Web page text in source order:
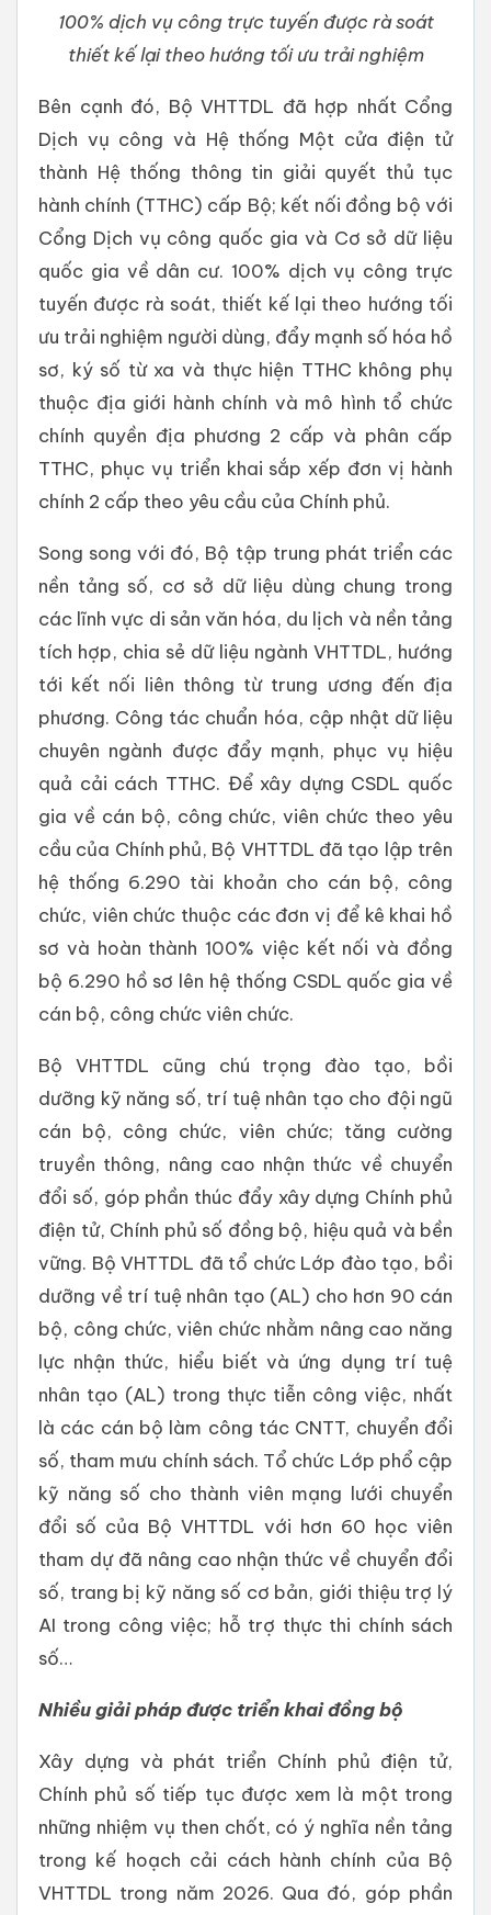
100% dịch vụ công trực tuyến được rà soát
thiết kế lại theo hướng tối ưu trải nghiệm
Bên cạnh đó, Bộ VHTTDL đã hợp nhất Cổng
Dịch vụ công và Hệ thống Một cửa điện tử
thành Hệ thống thông tin giải quyết thủ tục
hành chính (TTHC) cấp Bộ; kết nối đồng bộ với
Cổng Dịch vụ công quốc gia và Cơ sở dữ liệu
quốc gia về dân cư. 100% dịch vụ công trực
tuyến được rà soát, thiết kế lại theo hướng tối
ưu trải nghiệm người dùng, đẩy mạnh số hóa hồ
sơ, ký số từ xa và thực hiện TTHC không phụ
thuộc địa giới hành chính và mô hình tổ chức
chính quyền địa phương 2 cấp và phân cấp
TTHC, phục vụ triển khai sắp xếp đơn vị hành
chính 2 cấp theo yêu cầu của Chính phủ.
Song song với đó, Bộ tập trung phát triển các
nền tảng số, cơ sở dữ liệu dùng chung trong
các lĩnh vực di sản văn hóa, du lịch và nền tảng
tích hợp, chia sẻ dữ liệu ngành VHTTDL, hướng
tới kết nối liên thông từ trung ương đến địa
phương. Công tác chuẩn hóa, cập nhật dữ liệu
chuyên ngành được đẩy mạnh, phục vụ hiệu
quả cải cách TTHC. Để xây dựng CSDL quốc
gia về cán bộ, công chức, viên chức theo yêu
cầu của Chính phủ, Bộ VHTTDL đã tạo lập trên
hệ thống 6.290 tài khoản cho cán bộ, công
chức, viên chức thuộc các đơn vị để kê khai hồ
sơ và hoàn thành 100% việc kết nối và đồng
bộ 6.290 hồ sơ lên hệ thống CSDL quốc gia về
cán bộ, công chức viên chức.
Bộ VHTTDL cũng chú trọng đào tạo, bồi
dưỡng kỹ năng số, trí tuệ nhân tạo cho đội ngũ
cán bộ, công chức, viên chức; tăng cường
truyền thông, nâng cao nhận thức về chuyển
đổi số, góp phần thúc đẩy xây dựng Chính phủ
điện tử, Chính phủ số đồng bộ, hiệu quả và bền
vững. Bộ VHTTDL đã tổ chức Lớp đào tạo, bồi
dưỡng về trí tuệ nhân tạo (AL) cho hơn 90 cán
bộ, công chức, viên chức nhằm nâng cao năng
lực nhận thức, hiểu biết và ứng dụng trí tuệ
nhân tạo (AL) trong thực tiễn công việc, nhất
là các cán bộ làm công tác CNTT, chuyển đổi
số, tham mưu chính sách. Tổ chức Lớp phổ cập
kỹ năng số cho thành viên mạng lưới chuyển
đổi số của Bộ VHTTDL với hơn 60 học viên
tham dự đã nâng cao nhận thức về chuyển đổi
số, trang bị kỹ năng số cơ bản, giới thiệu trợ lý
AI trong công việc; hỗ trợ thực thi chính sách
số…
Nhiều giải pháp được triển khai đồng bộ
Xây dựng và phát triển Chính phủ điện tử,
Chính phủ số tiếp tục được xem là một trong
những nhiệm vụ then chốt, có ý nghĩa nền tảng
trong kế hoạch cải cách hành chính của Bộ
VHTTDL trong năm 2026. Qua đó, góp phần